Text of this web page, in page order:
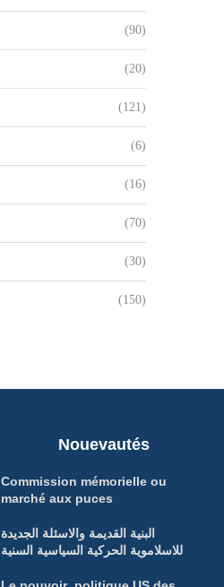
(90)
(20)
(121)
(6)
(16)
(70)
(30)
(150)
Nouevautés
Commission mémorielle ou
marché aux puces
البنية القديمة والاسئلة الجديدة
للاسلاموية الحركية السياسية السنية